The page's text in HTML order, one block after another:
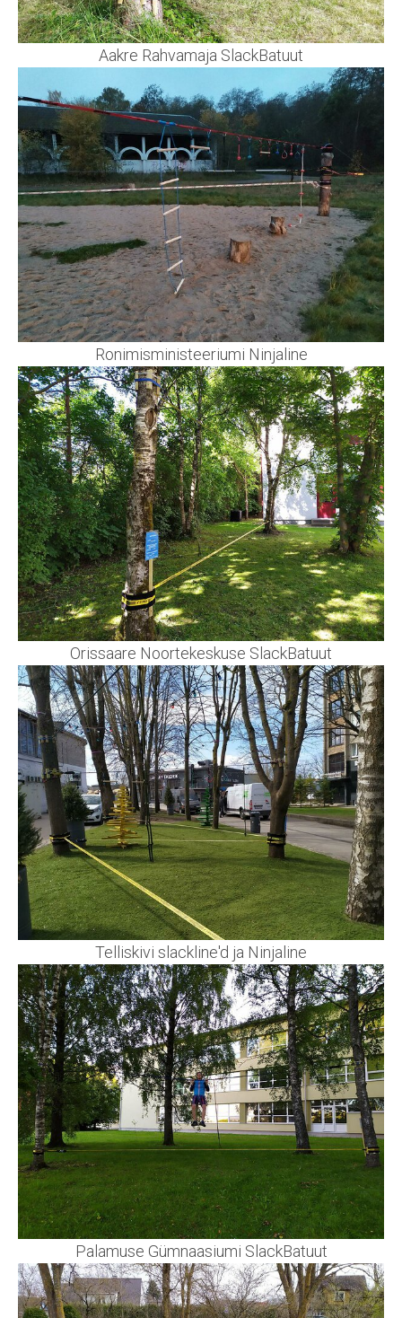
Aakre Rahvamaja SlackBatuut
Ronimisministeeriumi Ninjaline
Orissaare Noortekeskuse SlackBatuut
Telliskivi slackline'd ja Ninjaline
Palamuse Gümnaasiumi SlackBatuut